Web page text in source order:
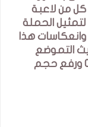
كل من لاعبة
لتمثيل الحملة
وانعكاسات هذا
التموضع
(Positionnement) والاستهداف Ciblage ورفع حجم